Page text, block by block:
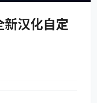
汉化自定